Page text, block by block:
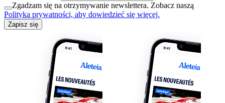
Zgadzam się na otrzymywanie newslettera. Zobacz naszą
Polityka prywatności, aby dowiedzieć się więcej.
Zapisz się